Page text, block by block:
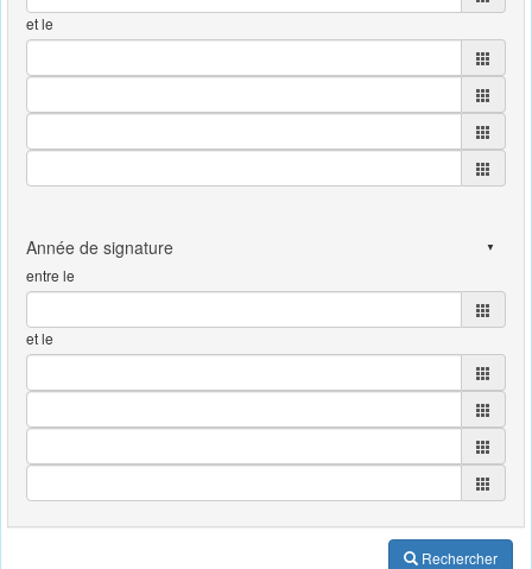
et le
entre le
et le
Rechercher